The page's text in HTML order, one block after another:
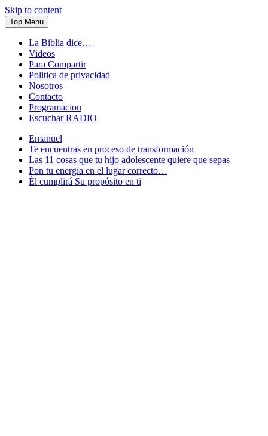
Skip to content
Top Menu
La Biblia dice…
Videos
Para Compartir
Politica de privacidad
Nosotros
Contacto
Programacion
Escuchar RADIO
Emanuel
Te encuentras en proceso de transformación
Las 11 cosas que tu hijo adolescente quiere que sepas
Pon tu energía en el lugar correcto…
Él cumplirá Su propósito en ti